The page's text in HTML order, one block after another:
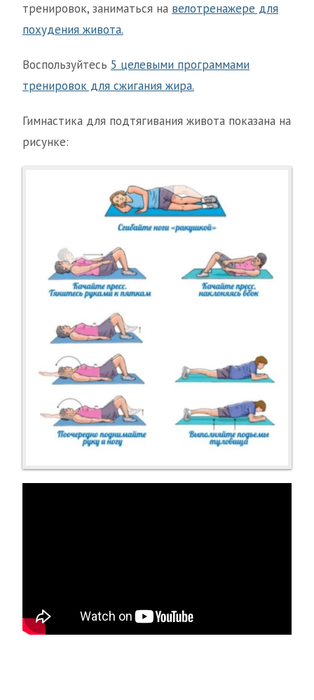
тренировок, заниматься на велотренажере для
похудения живота.
Воспользуйтесь 5 целевыми программами
тренировок для сжигания жира.
Гимнастика для подтягивания живота показана на
рисунке: